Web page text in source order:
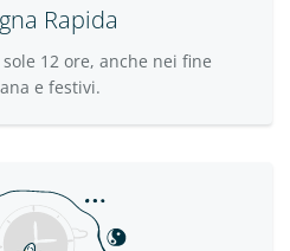
Rapida
12 ore, anche nei fine
e festivi.